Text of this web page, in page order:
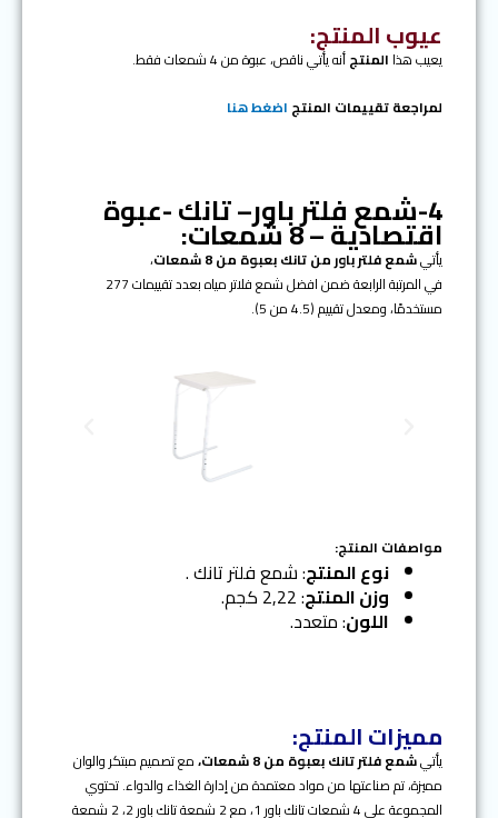
عيوب المنتج:
يعيب هذا المنتجأنه يأتي ناقص، عبوة من 4 شمعات فقط.
لمراجعة تقييمات المنتج اضغط هنا
4-شمع فلتر باور– تانك -عبوة
اقتصادية – 8 شمعات:
يأتيشمع فلتر باور من تانك بعبوة من 8 شمعات
،
في المرتبة الرابعة ضمن افضل شمع فلاتر مياه بعدد تقييمات 277
مستخدمًا، ومعدل تقييم (4.5 من 5).
o
u
s
مواصفات المنتج:
نوع المنتج: شمع فلتر تانك .
وزن المنتج: 2,22 كجم.
اللون: متعدد.
مميزات المنتج:
يأتيشمع فلتر تانك بعبوة من 8 شمعات،
مع تصميم مبتكر والوان
مميزة، تم صناعتها من مواد معتمدة من إدارة الغذاء والدواء. تحتوي
المجموعة على 4 شمعات تانك باور 1، مع 2 شمعة تانك باور 2، 2 شمعة